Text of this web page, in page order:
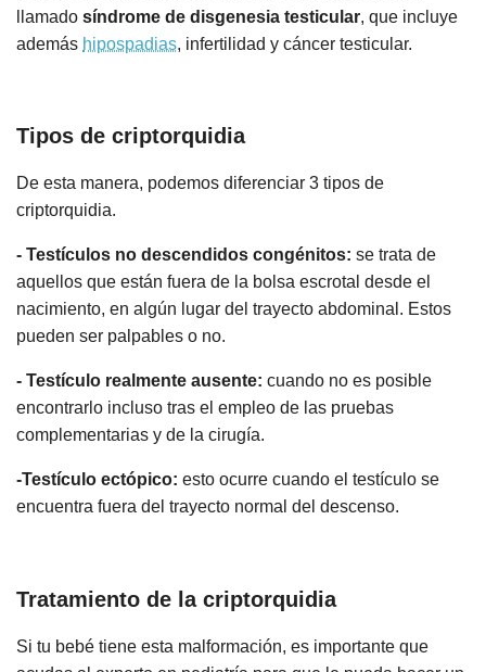
llamado síndrome de disgenesia testicular, que incluye
además hipospadias, infertilidad y cáncer testicular.
Tipos de criptorquidia
De esta manera, podemos diferenciar 3 tipos de
criptorquidia.
- Testículos no descendidos congénitos: se trata de
aquellos que están fuera de la bolsa escrotal desde el
nacimiento, en algún lugar del trayecto abdominal. Estos
pueden ser palpables o no.
- Testículo realmente ausente: cuando no es posible
encontrarlo incluso tras el empleo de las pruebas
complementarias y de la cirugía.
-Testículo ectópico: esto ocurre cuando el testículo se
encuentra fuera del trayecto normal del descenso.
Tratamiento de la criptorquidia
Si tu bebé tiene esta malformación, es importante que